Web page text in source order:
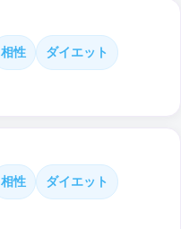
相性 ダイエット
相性 ダイエット